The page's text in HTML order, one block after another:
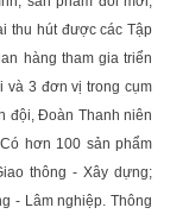
thu hút được các Tập
hàng tham gia triển
và 3 đơn vị trong cụm
đội, Đoàn Thanh niên
hơn 100 sản phẩm
thông - Xây dựng;
- Lâm nghiệp. Thông